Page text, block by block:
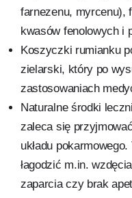
farnezenu, myrcenu),
kwasów fenolowych i
Koszyczki rumianku
zielarski, który po
zastosowaniach
Naturalne środki
zaleca się
układu
łagodzić m.in.
zaparcia czy brak